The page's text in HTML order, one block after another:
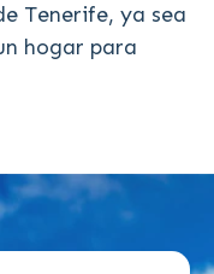
Tenerife, ya sea
hogar para